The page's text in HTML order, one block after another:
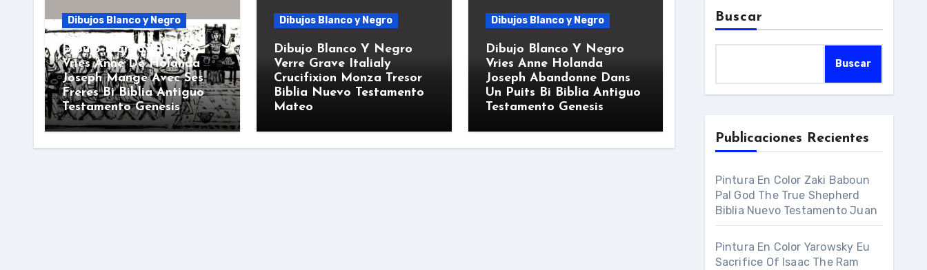
Dibujos Blanco y Negro
Dibujo Blanco Y Negro
Vries Anne De Holanda
Joseph Mange Avec Ses
Freres Bi Biblia Antiguo
Testamento Genesis
Dibujos Blanco y Negro
Dibujo Blanco Y Negro
Verre Grave Italialy
Crucifixion Monza Tresor
Biblia Nuevo Testamento
Mateo
Dibujos Blanco y Negro
Dibujo Blanco Y Negro
Vries Anne Holanda
Joseph Abandonne Dans
Un Puits Bi Biblia Antiguo
Testamento Genesis
Buscar
Buscar
Publicaciones Recientes
Pintura En Color Zaki Baboun
Pal God The True Shepherd
Biblia Nuevo Testamento Juan
Pintura En Color Yarowsky Eu
Sacrifice Of Isaac The Ram